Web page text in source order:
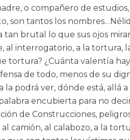
o compañero de
son tantos los
tan brutal lo que sus ojos
al interrogatorio, a la
tortura? ¿Cuánta valentía
de todo, menos de su
podrá ver, dónde está, allá
encubierta para no
de Construcciones,
al calabozo, a la